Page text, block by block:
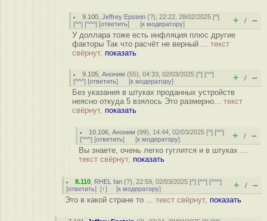
9.100 ,Jeffrey Epstein (?), 22:22, 28/02/2025 [^]
[^^] [^^^] [ответить] [к модератору] + / –
У доллара тоже есть инфляция плюс другие
факторы Так что расчёт не верный ... текст
свёрнут, показать
9.105 ,Аноним (55), 04:33, 02/03/2025 [^] [^^]
[^^^] [ответить] [к модератору] + / –
Без указания в штуках проданных устройств
неясно откуда 5 взялось Это размерно... текст
свёрнут, показать
10.106 ,Аноним (99), 14:44, 02/03/2025 [^] [^^]
[^^^] [ответить] [к модератору] + / –
Вы знаете, очень легко гуглится и в штуках ...
текст свёрнут, показать
8.110 RHEL fan (?), 22:59, 02/03/2025 [^] [^^] [^^^]
[ответить] [↑] [к модератору] + / –
Это в какой стране то ... текст свёрнут, показать